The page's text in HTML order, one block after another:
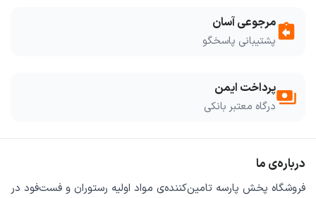
assignment_returnمرجوعی آسان
پشتیبانی پاسخگو
paymentsپرداخت ایمن
درگاه معتبر بانکی
درباره‌ی ما
فروشگاه پخش پارسه تامین‌کننده‌ی مواد اولیه رستوران و فست‌فود در